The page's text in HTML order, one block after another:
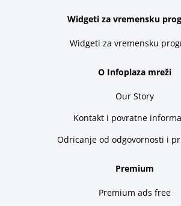
Widgeti za vremensku
Widgeti za vremensku
O Infoplaza mreži
Our Story
Kontakt i povratne
Odricanje od odgovornosti i
Premium
Premium ads free